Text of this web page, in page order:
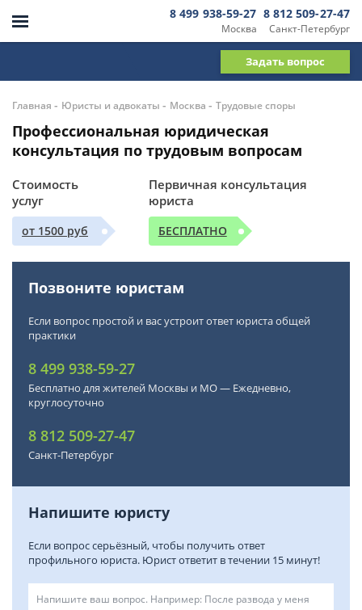
Москва
8 499 938-59-27
Санкт-Петербург
8 812 509-27-47
Задать вопрос
Главная - Юристы и адвокаты - Москва - Трудовые споры
Профессиональная юридическая
консультация по трудовым вопросам
Стоимость
услуг
от 1500 руб
Первичная консультация
юриста
БЕСПЛАТНО
Позвоните юристам
Если вопрос простой и вас устроит ответ юриста общей
практики
8 499 938-59-27
Бесплатно для жителей Москвы и МО — Ежедневно,
круглосуточно
8 812 509-27-47
Санкт-Петербург
Напишите юристу
Если вопрос серьёзный, чтобы получить ответ
профильного юриста. Юрист ответит в течении 15 минут!